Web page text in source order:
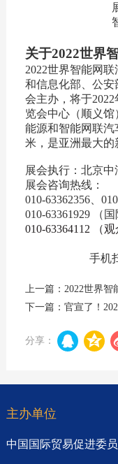
关于2022世界
2022世界智能网
和信息化部、公
会主办，将于2022
览会中心（顺义
能源和智能网联
米，是亚洲最大的
展会执行：北京中
展会咨询热线：
010-63362356、
010-63361929 （国
010-63364112 （
手机
上一篇：2022世界
分享：
主办单位
中国国际贸易促进委